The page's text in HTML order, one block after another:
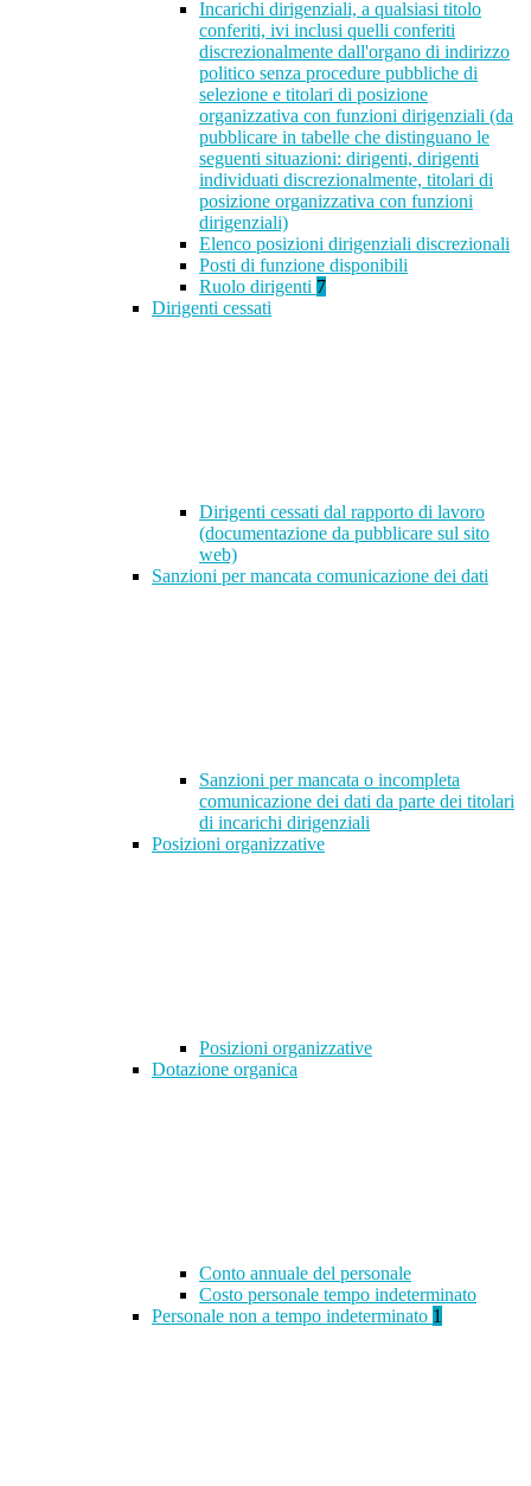
Incarichi dirigenziali, a qualsiasi titolo
conferiti, ivi inclusi quelli conferiti
discrezionalmente dall'organo di indirizzo
politico senza procedure pubbliche di
selezione e titolari di posizione
organizzativa con funzioni dirigenziali (da
pubblicare in tabelle che distinguano le
seguenti situazioni: dirigenti, dirigenti
individuati discrezionalmente, titolari di
posizione organizzativa con funzioni
dirigenziali)
Elenco posizioni dirigenziali discrezionali
Posti di funzione disponibili
Ruolo dirigenti 7
Dirigenti cessati
Dirigenti cessati dal rapporto di lavoro
(documentazione da pubblicare sul sito
web)
Sanzioni per mancata comunicazione dei dati
Sanzioni per mancata o incompleta
comunicazione dei dati da parte dei titolari
di incarichi dirigenziali
Posizioni organizzative
Posizioni organizzative
Dotazione organica
Conto annuale del personale
Costo personale tempo indeterminato
Personale non a tempo indeterminato 1